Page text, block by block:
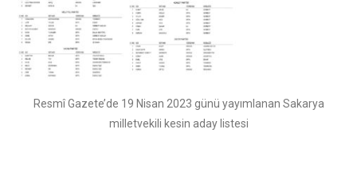
Resmî Gazete’de 19 Nisan 2023 günü yayımlanan Sakarya
milletvekili kesin aday listesi